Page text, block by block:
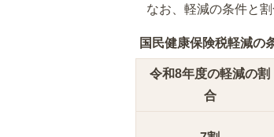
なお、軽減の条件と
国民健康保険税軽減の
令和8年度の軽減の割
合